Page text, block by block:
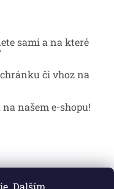
Dalším
sami a na které
či vhoz na
našem e-shopu!